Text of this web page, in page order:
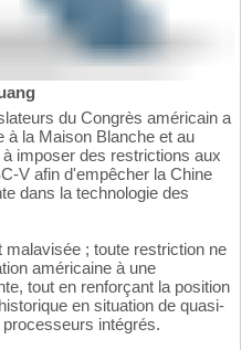
du Congrès américain a
à la Maison Blanche et au
imposer des restrictions aux
V afin d'empêcher la Chine
dans la technologie des
; toute restriction ne
américaine à une
tout en renforçant la position
en situation de quasi-
intégrés.